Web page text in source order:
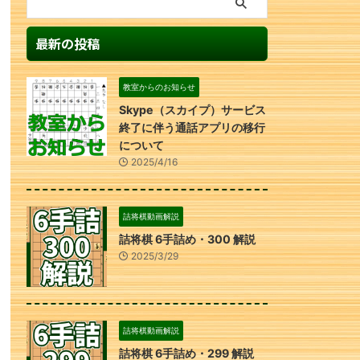
最新の投稿
教室からのお知らせ
Skype（スカイプ）サービス
終了に伴う通話アプリの移行
について
2025/4/16
詰将棋動画解説
詰将棋 6手詰め・300 解説
2025/3/29
詰将棋動画解説
詰将棋 6手詰め・299 解説